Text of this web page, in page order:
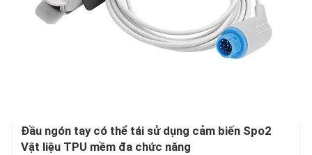
Đầu ngón tay có thể tái sử dụng cảm biến Spo2
Vật liệu TPU mềm đa chức năng